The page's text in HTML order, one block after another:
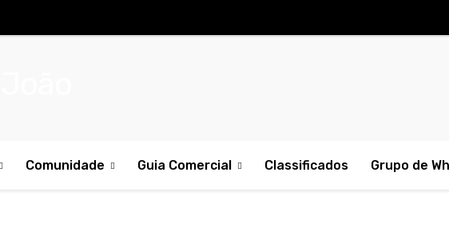
Comunidade Guia Comercial Classificados Grupo de